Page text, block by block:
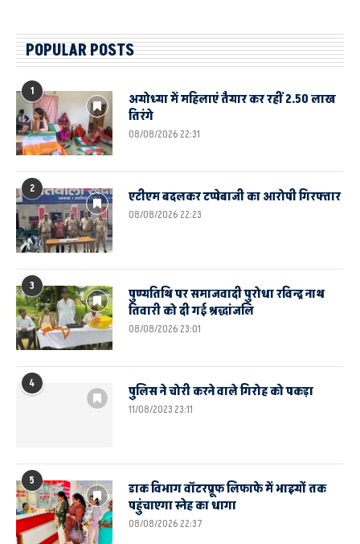
POPULAR POSTS
1
अयोध्या में महिलाएं तैयार कर रहीं 2.50 लाख
तिरंगे
08/08/2026 22:31
2 एटीएम बदलकर टप्पेबाजी का आरोपी गिरफ्तार
08/08/2026 22:23
3
पुण्यतिथि पर समाजवादी पुरोधा रविन्द्र नाथ
तिवारी को दी गई श्रद्धांजलि
08/08/2026 23:01
4 पुलिस ने चोरी करने वाले गिरोह को पकड़ा
11/08/2023 23:11
5
डाक विभाग वॉटरप्रूफ लिफाफे में भाइयों तक
पहुंचाएगा स्नेह का धागा
08/08/2026 22:37